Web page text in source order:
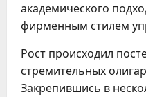
академического
фирменным стилем
Рост происходил
стремительных
Закрепившись в